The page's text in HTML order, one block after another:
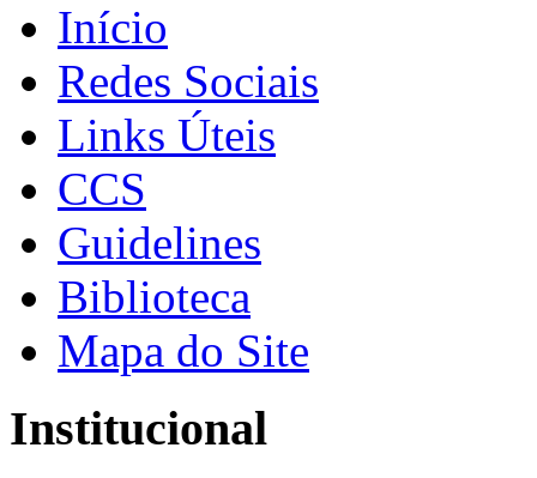
Início
Redes Sociais
Links Úteis
CCS
Guidelines
Biblioteca
Mapa do Site
Institucional